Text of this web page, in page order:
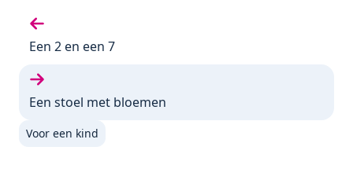
Vorige gedicht:
Een 2 en een 7
Volgende gedicht:
Een stoel met bloemen
Voor een kind